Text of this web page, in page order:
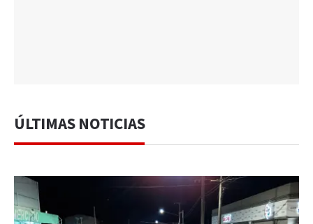
ÚLTIMAS NOTICIAS